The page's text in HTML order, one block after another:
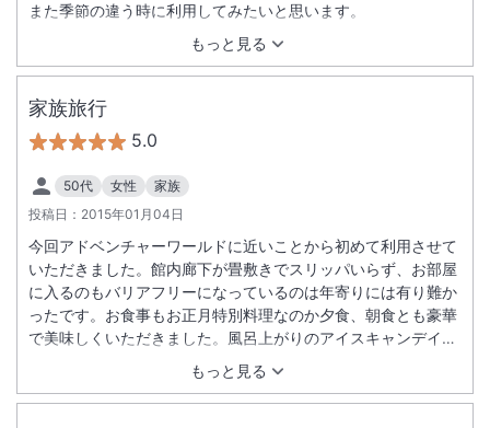
もっと見る
また季節の違う時に利用してみたいと思います。
家族旅行
5.0
50代 女性
家族
投稿日： 2015年01月04日
もっと見る
今回アドベンチャーワールドに近いことから初めて利用させて
いただきました。館内廊下が畳敷きでスリッパいらず、お部屋
に入るのもバリアフリーになっているのは年寄りには有り難か
ったです。お食事もお正月特別料理なのか夕食、朝食とも豪華
で美味しくいただきました。風呂上がりのアイスキャンデイ、
ヤクルトは嬉しい心遣いです。また機会があれば行きたいお宿